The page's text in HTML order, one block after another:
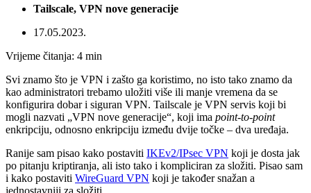
Tailscale, VPN nove generacije
17.05.2023.
Vrijeme čitanja: 4 min
Svi znamo što je VPN i zašto ga koristimo, no isto tako znamo da
kao administratori trebamo uložiti više ili manje vremena da se
konfigurira dobar i siguran VPN. Tailscale je VPN servis koji bi
mogli nazvati „VPN nove generacije“, koji ima point-to-point
enkripciju, odnosno enkripciju između dvije točke – dva uređaja.
Ranije sam pisao kako postaviti IKEv2/IPsec VPN koji je dosta jak
po pitanju kriptiranja, ali isto tako i kompliciran za složiti. Pisao sam
i kako postaviti WireGuard VPN koji je također snažan a
jednostavniji za složiti.